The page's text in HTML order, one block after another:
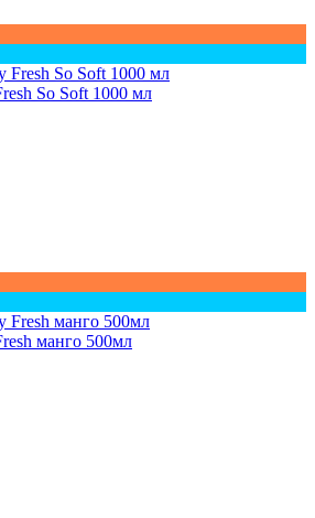
So Soft 1000 мл
манго 500мл